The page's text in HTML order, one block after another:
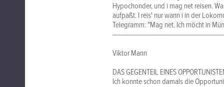
Hypochonder, und i mag net reisen.
aufpaßt. I reis' nur wann i in der
Telegramm: "Mag net. Ich möcht in
Viktor Mann
DAS GEGENTEIL EINES
Ich konnte schon damals die